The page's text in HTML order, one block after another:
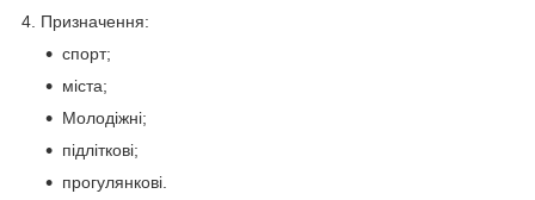
4. Призначення:
спорт;
міста;
Молодіжні;
підліткові;
прогулянкові.